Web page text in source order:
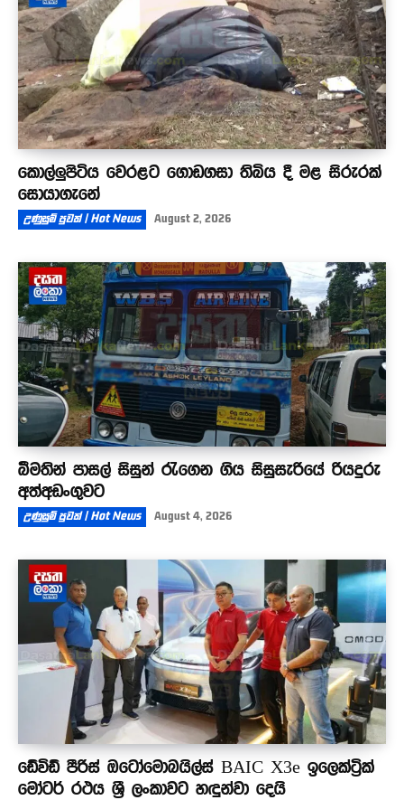
කොල්ලුපිටිය වෙරළට ගොඩගසා තිබිය දී මළ සිරුරක්
සොයාගැනේ
උණුසුම් පුවත් | Hot News August 2, 2026
බීමතින් පාසල් සිසුන් රැගෙන ගිය සිසුසැරියේ රියදුරු
අත්අඩංගුවට
උණුසුම් පුවත් | Hot News August 4, 2026
ඩේවිඩ් පීරිස් ඔටෝමොබයිල්ස් BAIC X3e ඉලෙක්ට්‍රික්
මෝටර් රථය ශ්‍රී ලංකාවට හඳුන්වා දෙයි